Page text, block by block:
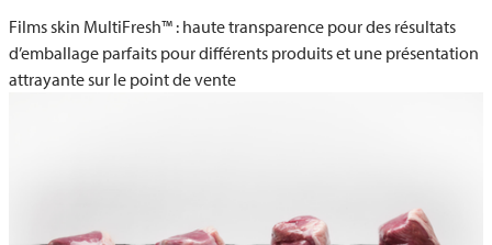
Films skin MultiFresh™ : haute transparence pour des résultats
d’emballage parfaits pour différents produits et une présentation
attrayante sur le point de vente